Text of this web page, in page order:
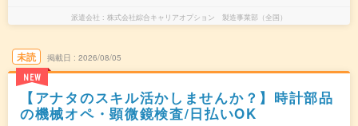
派遣会社 株式会社綜合キャリアオプション 製造事業部（全国）
未読
NEW
掲載日 2026/08/05
【アナタのスキル活かしませんか？】時計部品
の機械オペ・顕微鏡検査/日払いOK